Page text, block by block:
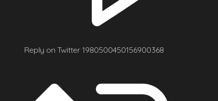
Reply on Twitter 1980500450156900368